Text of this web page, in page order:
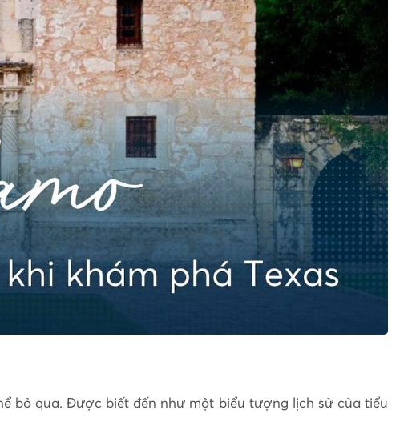
bỏ qua. Được biết đến như một biểu tượng lịch sử của tiểu